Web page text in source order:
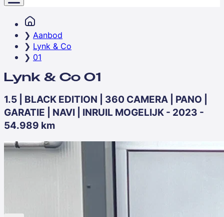
Aanbod
Lynk & Co
01
Lynk & Co 01
1.5 | BLACK EDITION | 360 CAMERA | PANO |
GARATIE | NAVI | INRUIL MOGELIJK - 2023 -
54.989 km